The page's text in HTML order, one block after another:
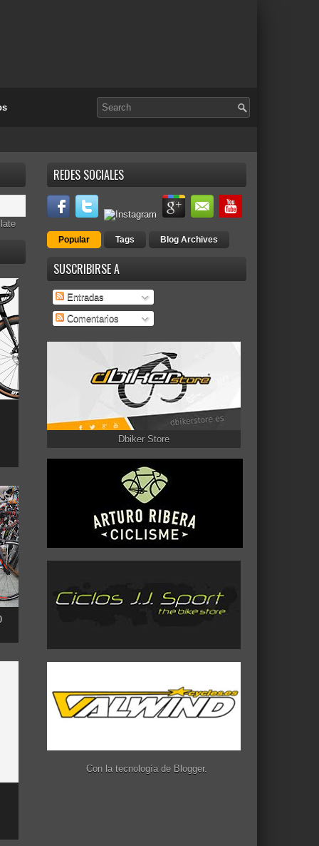
REDES SOCIALES
Popular Tags Blog Archives
SUSCRIBIRSE A
Entradas
Comentarios
Dbiker Store
Con la tecnología de Blogger.